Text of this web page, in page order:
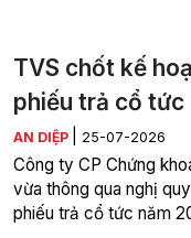
TVS chốt kế
phiếu trả cổ tức
AN DIỆP 25-07-2026
Công ty CP Chứng
vừa thông qua nghị
phiếu trả cổ tức năm